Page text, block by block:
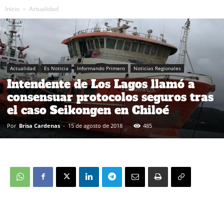
Inicio Actualidad
Actualidad Es Noticia Informando Primero Noticias Regionales
Intendente de Los Lagos llamó a
consensuar protocolos seguros tras
el caso Seikongen en Chiloé
Por Brisa Cardenas - 15 de agosto de 2018 485